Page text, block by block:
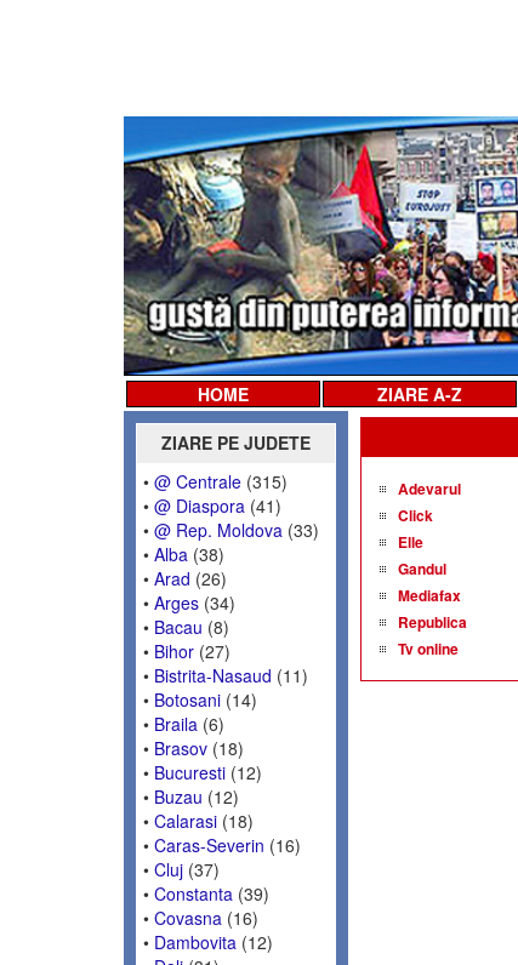
HOME ZIARE A-Z
ZIARE PE JUDETE
• @ Centrale (315)
• @ Diaspora (41)
• @ Rep. Moldova (33)
• Alba (38)
• Arad (26)
• Arges (34)
• Bacau (8)
• Bihor (27)
• Bistrita-Nasaud (11)
• Botosani (14)
• Braila (6)
• Brasov (18)
• Bucuresti (12)
• Buzau (12)
• Calarasi (18)
• Caras-Severin (16)
• Cluj (37)
• Constanta (39)
• Covasna (16)
• Dambovita (12)
Adevarul
Click
Elle
Gandul
Mediafax
Republica
Tv online